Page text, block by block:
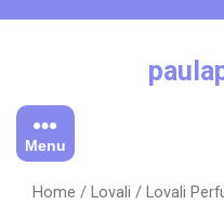
Menu
Home / Lovali / Lovali